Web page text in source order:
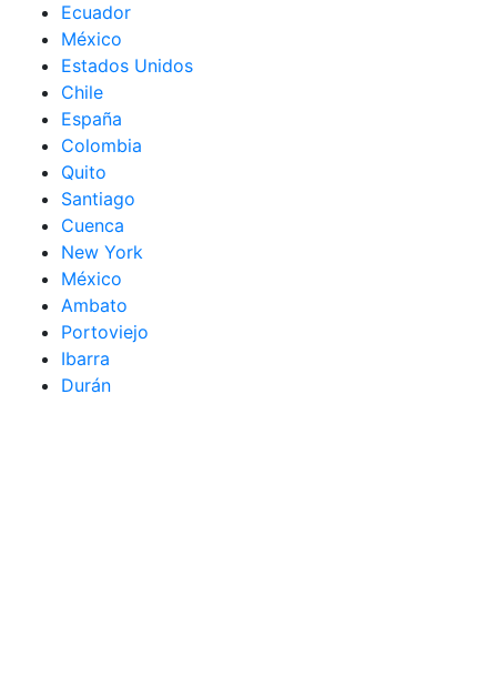
Ecuador
México
Estados Unidos
Chile
España
Colombia
Quito
Santiago
Cuenca
New York
México
Ambato
Portoviejo
Ibarra
Durán